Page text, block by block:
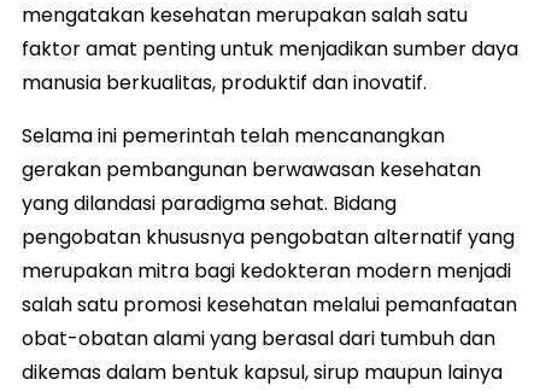
mengatakan kesehatan merupakan salah satu
faktor amat penting untuk menjadikan sumber daya
manusia berkualitas, produktif dan inovatif.
Selama ini pemerintah telah mencanangkan
gerakan pembangunan berwawasan kesehatan
yang dilandasi paradigma sehat. Bidang
pengobatan khususnya pengobatan alternatif yang
merupakan mitra bagi kedokteran modern menjadi
salah satu promosi kesehatan melalui pemanfaatan
obat-obatan alami yang berasal dari tumbuh dan
dikemas dalam bentuk kapsul, sirup maupun lainya